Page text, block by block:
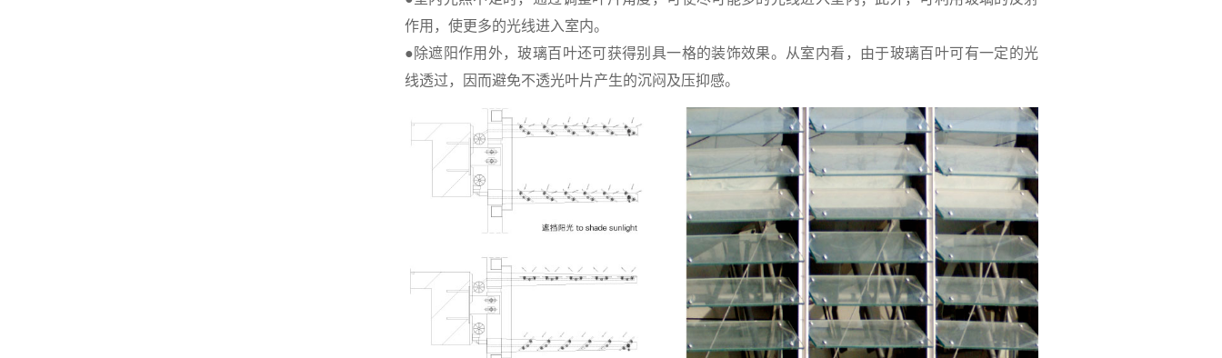
作用，使更多的光线进入室内。
●除遮阳作用外，玻璃百叶还可获得别具一格的装饰效果。从室内看，由于玻璃百叶可有一定的光
线透过，因而避免不透光叶片产生的沉闷及压抑感。